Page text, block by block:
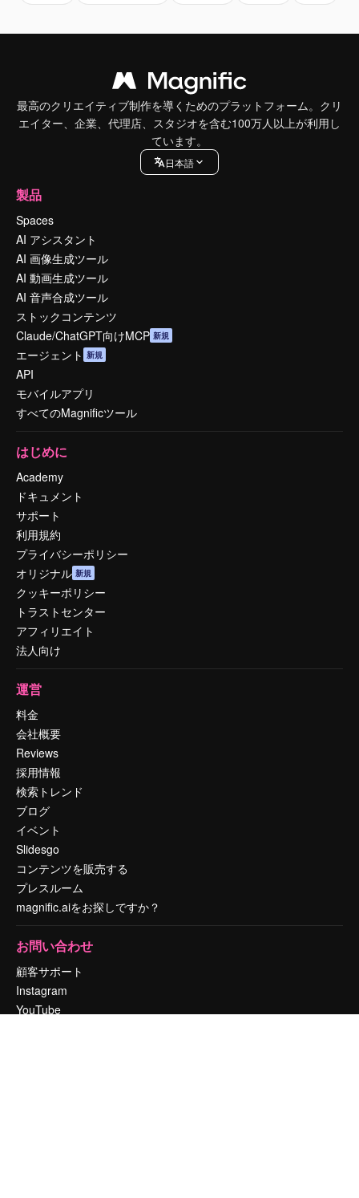
最高のクリエイティブ制作を導くためのプラットフォーム。クリ
エイター、企業、代理店、スタジオを含む100万人以上が利用し
ています。
日本語
製品
Spaces
AI アシスタント
AI 画像生成ツール
AI 動画生成ツール
AI 音声合成ツール
ストックコンテンツ
Claude/ChatGPT向けMCP 新規
エージェント 新規
API
モバイルアプリ
すべてのMagnificツール
はじめに
Academy
ドキュメント
サポート
利用規約
プライバシーポリシー
オリジナル 新規
クッキーポリシー
トラストセンター
アフィリエイト
法人向け
運営
料金
会社概要
Reviews
採用情報
検索トレンド
ブログ
イベント
Slidesgo
コンテンツを販売する
プレスルーム
magnific.aiをお探しですか？
お問い合わせ
顧客サポート
Instagram
YouTube